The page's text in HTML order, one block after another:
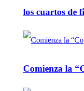
los cuartos de
Comienza la